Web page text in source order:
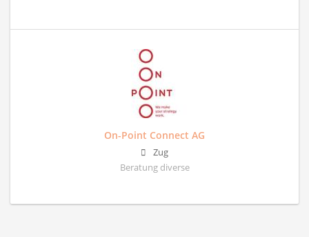
On-Point Connect AG
Zug
Beratung diverse